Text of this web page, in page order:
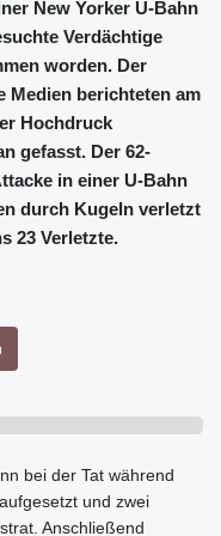
New Yorker U-Bahn
Verdächtige
worden. Der
Medien berichteten am
Hochdruck
gefasst. Der 62-
in einer U-Bahn
durch Kugeln verletzt
23 Verletzte.
bei der Tat während
und zwei
Anschließend